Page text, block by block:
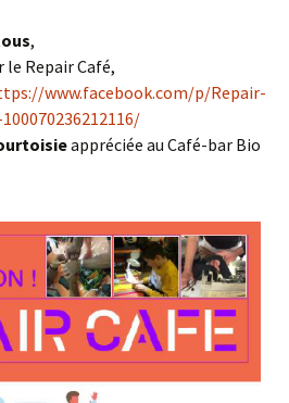
,
Repair Café,
www.facebook.com/p/Repair-
appréciée au Café-bar Bio